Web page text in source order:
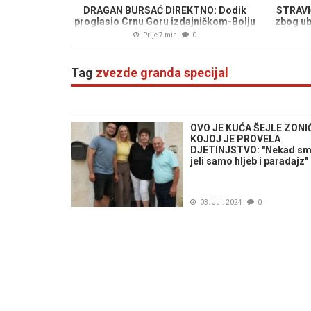
DRAGAN BURSAĆ DIREKTNO: Dodik
proglasio Crnu Goru izdajničkom-Bolju
pohvalu nije mogla dobiti
Prije 7 min 0
zbog
Tag zvezde granda specijal
OVO JE KUĆA ŠEJLE
KOJOJ JE PROVELA
DJETINJSTVO: "Nekad
jeli samo hljeb i paradajz"
03. Jul. 2024 0